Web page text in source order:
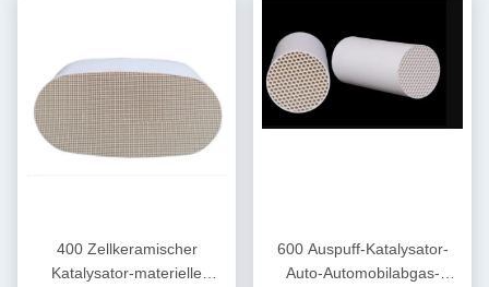
400 Zellkeramischer
Katalysator-materielle
600 Auspuff-Katalysator-
Auto-Automobilabgas-